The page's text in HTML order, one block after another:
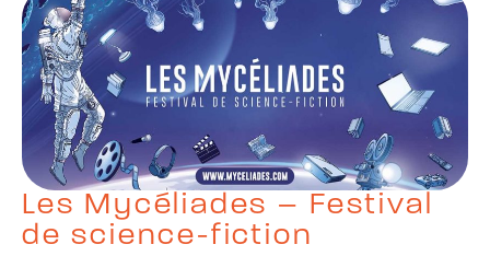
Les Mycéliades – Festival
de science-fiction